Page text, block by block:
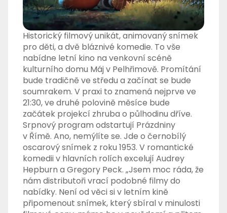
Historický filmový unikát, animovaný snímek
pro děti, a dvě bláznivé komedie. To vše
nabídne letní kino na venkovní scéně
kulturního domu Máj v Pelhřimově. Promítání
bude tradičně ve středu a začínat se bude
soumrakem. V praxi to znamená nejprve ve
21:30, ve druhé polovině měsíce bude
začátek projekcí zhruba o půlhodinu dříve.
Srpnový program odstartují Prázdniny
v Římě. Ano, nemýlíte se. Jde o černobílý
oscarový snímek z roku 1953. V romantické
komedii v hlavních rolích excelují Audrey
Hepburn a Gregory Peck. „Jsem moc ráda, že
nám distributoři vrací podobné filmy do
nabídky. Není od věci si v letním kině
připomenout snímek, který sbíral v minulosti